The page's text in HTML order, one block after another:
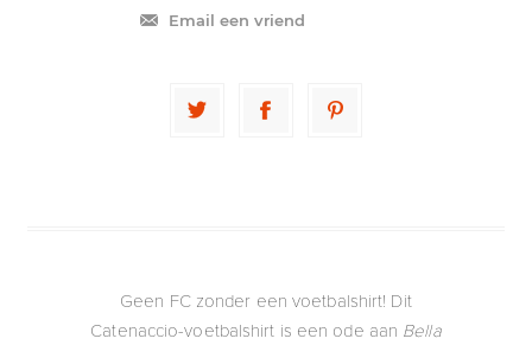
Email een vriend
Geen FC zonder een voetbalshirt! Dit
Catenaccio-voetbalshirt is een ode aan Bella